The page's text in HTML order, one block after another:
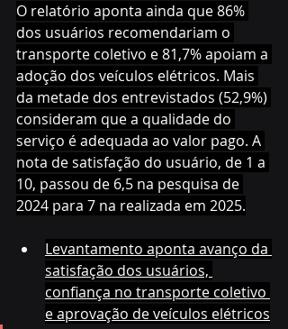
O relatório aponta ainda que 86%
dos usuários recomendariam o
transporte coletivo e 81,7% apoiam a
adoção dos veículos elétricos. Mais
da metade dos entrevistados (52,9%)
consideram que a qualidade do
serviço é adequada ao valor pago. A
nota de satisfação do usuário, de 1 a
10, passou de 6,5 na pesquisa de
2024 para 7 na realizada em 2025.
Levantamento aponta avanço da
satisfação dos usuários,
confiança no transporte coletivo
e aprovação de veículos elétricos